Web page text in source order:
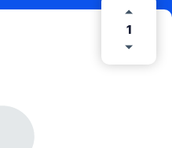
1